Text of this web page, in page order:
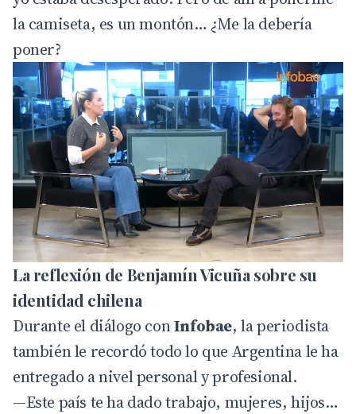
la camiseta, es un montón… ¿Me la debería
poner?
La reflexión de Benjamín Vicuña sobre su
identidad chilena
Durante el diálogo conInfobae, la periodista
también le recordó todo lo que Argentina le ha
entregado a nivel personal y profesional.
—Este país te ha dado trabajo, mujeres, hijos…